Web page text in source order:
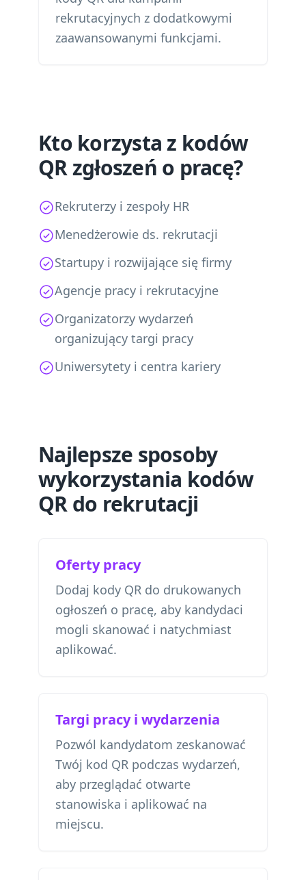
rekrutacyjnych z dodatkowymi
zaawansowanymi funkcjami.
Kto korzysta z kodów
QR zgłoszeń o pracę?
Rekruterzy i zespoły HR
Menedżerowie ds. rekrutacji
Startupy i rozwijające się firmy
Agencje pracy i rekrutacyjne
Organizatorzy wydarzeń
organizujący targi pracy
Uniwersytety i centra kariery
Najlepsze sposoby
wykorzystania kodów
QR do rekrutacji
Oferty pracy
Dodaj kody QR do drukowanych
ogłoszeń o pracę, aby kandydaci
mogli skanować i natychmiast
aplikować.
Targi pracy i wydarzenia
Pozwól kandydatom zeskanować
Twój kod QR podczas wydarzeń,
aby przeglądać otwarte
stanowiska i aplikować na
miejscu.